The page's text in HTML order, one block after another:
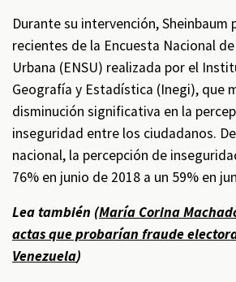
Durante su intervención,
recientes de la Encuesta Nacional
Urbana (ENSU) realizada por el
Geografía y Estadística (Inegi), que
disminución significativa en la
inseguridad entre los ciudadanos.
nacional, la percepción de
76% en junio de 2018 a un 59% en
Lea también (María Corina
actas que probarían fraude
Venezuela)